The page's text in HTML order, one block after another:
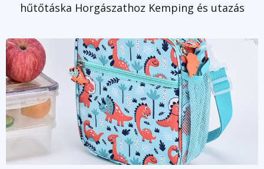
hűtőtáska Horgászathoz Kemping és utazás